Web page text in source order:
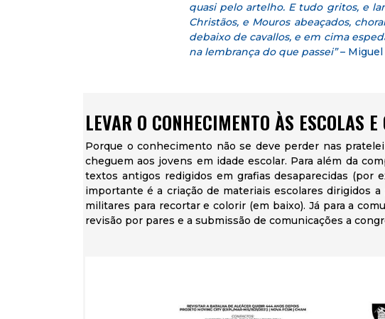
quasi pelo artelho. E tudo gritos, e
Christãos, e Mouros abeaçados,
debaixo de cavallos, e em cima
na lembrança do que passei”–
LEVAR O CONHECIMENTO ÀS ESCOLAS
Porque o conhecimento não se deve perder nas
cheguem aos jovens em idade escolar. Para além da
textos antigos redigidos em grafias desaparecidas (por
importante é a criação de materiais escolares dirigidos a
militares para recortar e colorir (em baixo). Já para a
revisão por pares e a submissão de comunicações a